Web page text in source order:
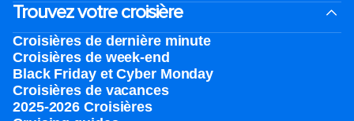
Trouvez votre croisière
Croisières de dernière minute
Croisières de week-end
Black Friday et Cyber Monday
Croisières de vacances
2025-2026 Croisières